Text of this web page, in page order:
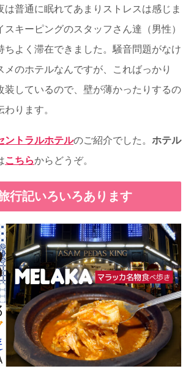
は普通に眠れてあまりストレスは感じま
キーピングのスタッフさん達（男性）
ちよく滞在できました。騒音問題がなけ
メのホテルなんですが、こればっかり
しているので、壁が薄かったりするの
ります。
ントラルホテルのご紹介でした。 ホテル
こちらからどうぞ。
行記いろいろあります